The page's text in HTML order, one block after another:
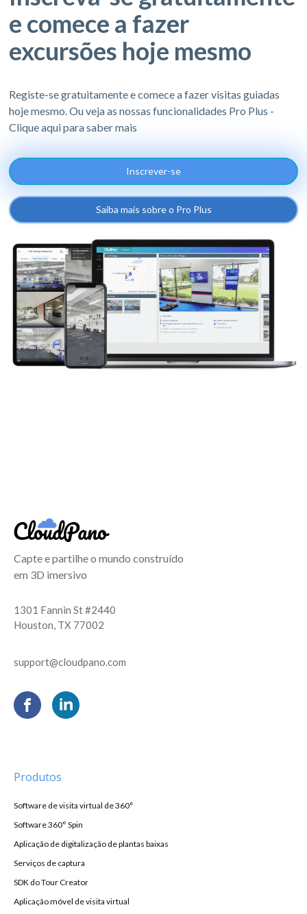
e comece a fazer
excursões hoje mesmo
Registe-se gratuitamente e comece a fazer visitas guiadas
hoje mesmo. Ou veja as nossas funcionalidades Pro Plus -
Clique aqui para saber mais
Inscrever-se
Saiba mais sobre o Pro Plus
Capte e partilhe o mundo construído
em 3D imersivo
1301 Fannin St #2440
Houston, TX 77002
support@cloudpano.com
Produtos
Software de visita virtual de 360°
Software 360° Spin
Aplicação de digitalização de plantas baixas
Serviços de captura
SDK do Tour Creator
Aplicação móvel de visita virtual